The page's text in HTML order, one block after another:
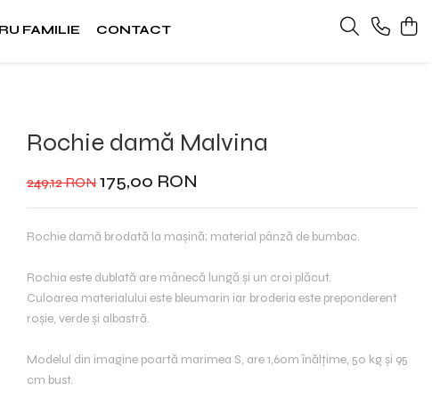
FAMILIE CONTACT
Rochie damă Malvina
249,12 RON 175,00 RON
Rochie damă brodată la maşină; material pânză de bumbac.
Rochia este dublată are mânecă lungă și un croi plăcut.
Culoarea materialului este bleumarin iar broderia este preponderent
roșie, verde și albastră.
Modelul din imagine poartă marimea S, are 1,60m înălțime, 50 kg și 95
cm bust.